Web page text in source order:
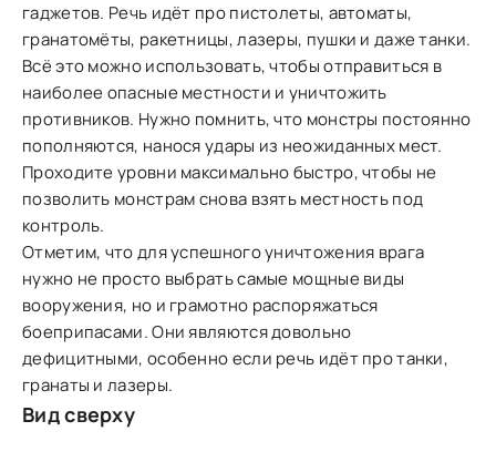
гаджетов. Речь идёт про пистолеты, автоматы,
гранатомёты, ракетницы, лазеры, пушки и даже танки.
Всё это можно использовать, чтобы отправиться в
наиболее опасные местности и уничтожить
противников. Нужно помнить, что монстры постоянно
пополняются, нанося удары из неожиданных мест.
Проходите уровни максимально быстро, чтобы не
позволить монстрам снова взять местность под
контроль.
Отметим, что для успешного уничтожения врага
нужно не просто выбрать самые мощные виды
вооружения, но и грамотно распоряжаться
боеприпасами. Они являются довольно
дефицитными, особенно если речь идёт про танки,
гранаты и лазеры.
Вид сверху